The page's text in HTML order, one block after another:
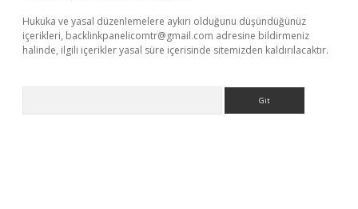
Hukuka ve yasal düzenlemelere aykırı olduğunu düşündüğünüz
içerikleri, backlinkpanelicomtr@gmail.com adresine bildirmeniz
halinde, ilgili içerikler yasal süre içerisinde sitemizden kaldırılacaktır.